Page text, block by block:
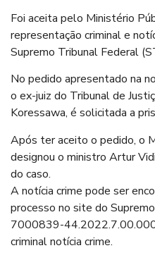
Foi aceita pelo Ministério
representação criminal e
Supremo Tribunal Federal
No pedido apresentado na
o ex-juiz do Tribunal de
Koressawa, é solicitada a
Após ter aceito o pedido, o
designou o ministro Artur
do caso.
A notícia crime pode ser
processo no site do
7000839-
criminal notícia crime.